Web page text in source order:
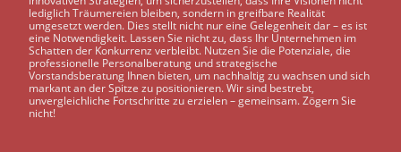
lediglich Träumereien bleiben, sondern in greifbare Realität
umgesetzt werden. Dies stellt nicht nur eine Gelegenheit dar – es ist
eine Notwendigkeit. Lassen Sie nicht zu, dass Ihr Unternehmen im
Schatten der Konkurrenz verbleibt. Nutzen Sie die Potenziale, die
professionelle Personalberatung und strategische
Vorstandsberatung Ihnen bieten, um nachhaltig zu wachsen und sich
markant an der Spitze zu positionieren. Wir sind bestrebt,
unvergleichliche Fortschritte zu erzielen – gemeinsam. Zögern Sie
nicht!